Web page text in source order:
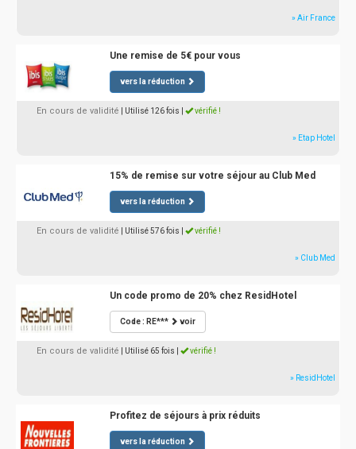
» Air France
Une remise de 5€ pour vous
vers la réduction
En cours de validité | Utilisé 126 fois vérifié !
» Etap Hotel
15% de remise sur votre séjour au Club Med
vers la réduction
En cours de validité | Utilisé 576 fois vérifié !
» Club Med
Un code promo de 20% chez ResidHotel
Code : RE*** voir
En cours de validité | Utilisé 65 fois vérifié !
» ResidHotel
Profitez de séjours à prix réduits
vers la réduction